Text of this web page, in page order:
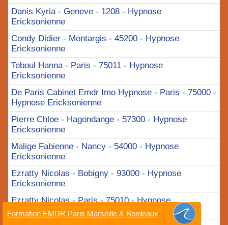
Danis Kyria - Geneve - 1208 - Hypnose
Ericksonienne
Condy Didier - Montargis - 45200 - Hypnose
Ericksonienne
Teboul Hanna - Paris - 75011 - Hypnose
Ericksonienne
De Paris Cabinet Emdr Imo Hypnose - Paris - 75000 -
Hypnose Ericksonienne
Pierre Chloe - Hagondange - 57300 - Hypnose
Ericksonienne
Malige Fabienne - Nancy - 54000 - Hypnose
Ericksonienne
Ezratty Nicolas - Bobigny - 93000 - Hypnose
Ericksonienne
Ezratty Nicolas - Paris - 75010 - Hypnose
Ericksonienne
Formation EMDR Paris Marseille & Bordeaux